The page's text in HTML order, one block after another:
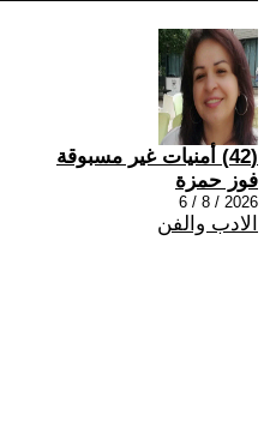
(42) أمنيات غير مسبوقة
فوز حمزة
2026 / 8 / 6
الادب والفن